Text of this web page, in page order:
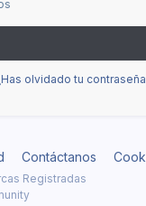
olvidado tu
Contáctanos
Registradas